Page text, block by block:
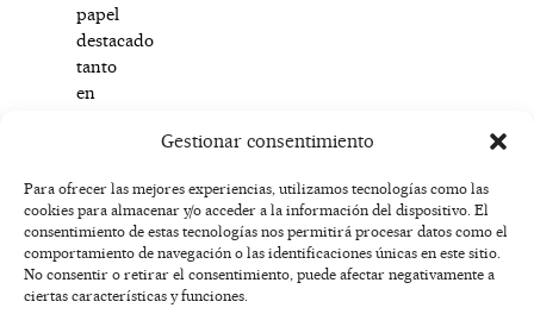
Gestionar consentimiento
Para ofrecer las mejores experiencias, utilizamos tecnologías como las
cookies para almacenar y/o acceder a la información del dispositivo. El
consentimiento de estas tecnologías nos permitirá procesar datos como el
comportamiento de navegación o las identificaciones únicas en este sitio.
No consentir o retirar el consentimiento, puede afectar negativamente a
ciertas características y funciones.
papel
destacado
tanto
en
programación
como
en
la
cita
que